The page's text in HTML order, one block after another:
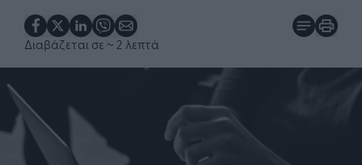
Διαβάζεται σε ~ 2 λεπτά